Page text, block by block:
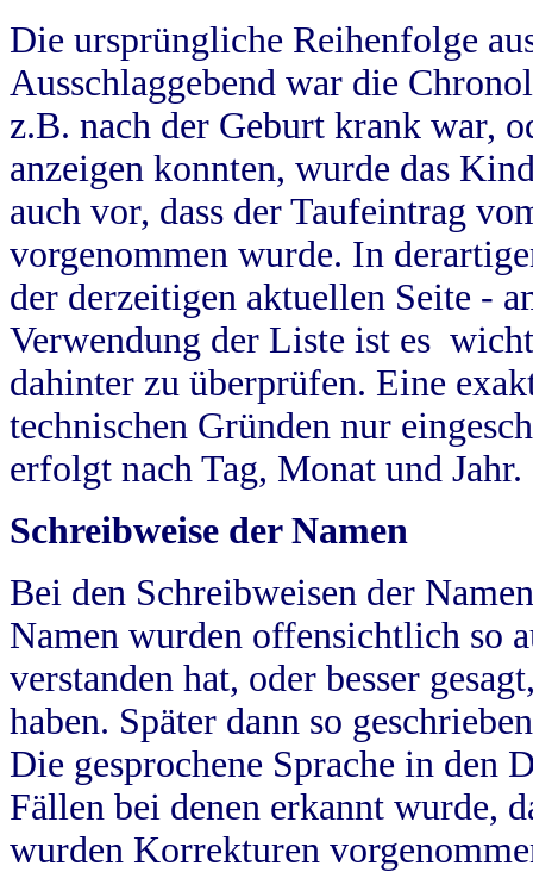
Die ursprüngliche Reihenfolge
Ausschlaggebend war die
z.B. nach der Geburt krank war,
anzeigen konnten, wurde das
auch vor, dass der Taufeintrag
vorgenommen wurde. In
der derzeitigen aktuellen Seite -
Verwendung der Liste ist es
dahinter zu überprüfen. Eine
technischen Gründen nur
erfolgt nach Tag, Monat und Jahr.
Schreibweise der Namen
Bei den Schreibweisen der
Namen wurden offensichtlich so
verstanden hat, oder besser
haben. Später dann so
Die gesprochene Sprache in
Fällen bei denen erkannt wurde,
wurden Korrekturen